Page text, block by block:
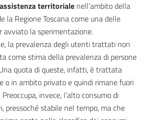
territoriale nell’ambito della
la Regione Toscana come una delle
avviato la sperimentazione.
la prevalenza degli utenti trattati non
come stima della prevalenza di persone
quota di queste, infatti, è trattata
o in ambito privato e quindi rimane fuori
invece, l’alto consumo di
pressoché stabile nel tempo, ma che